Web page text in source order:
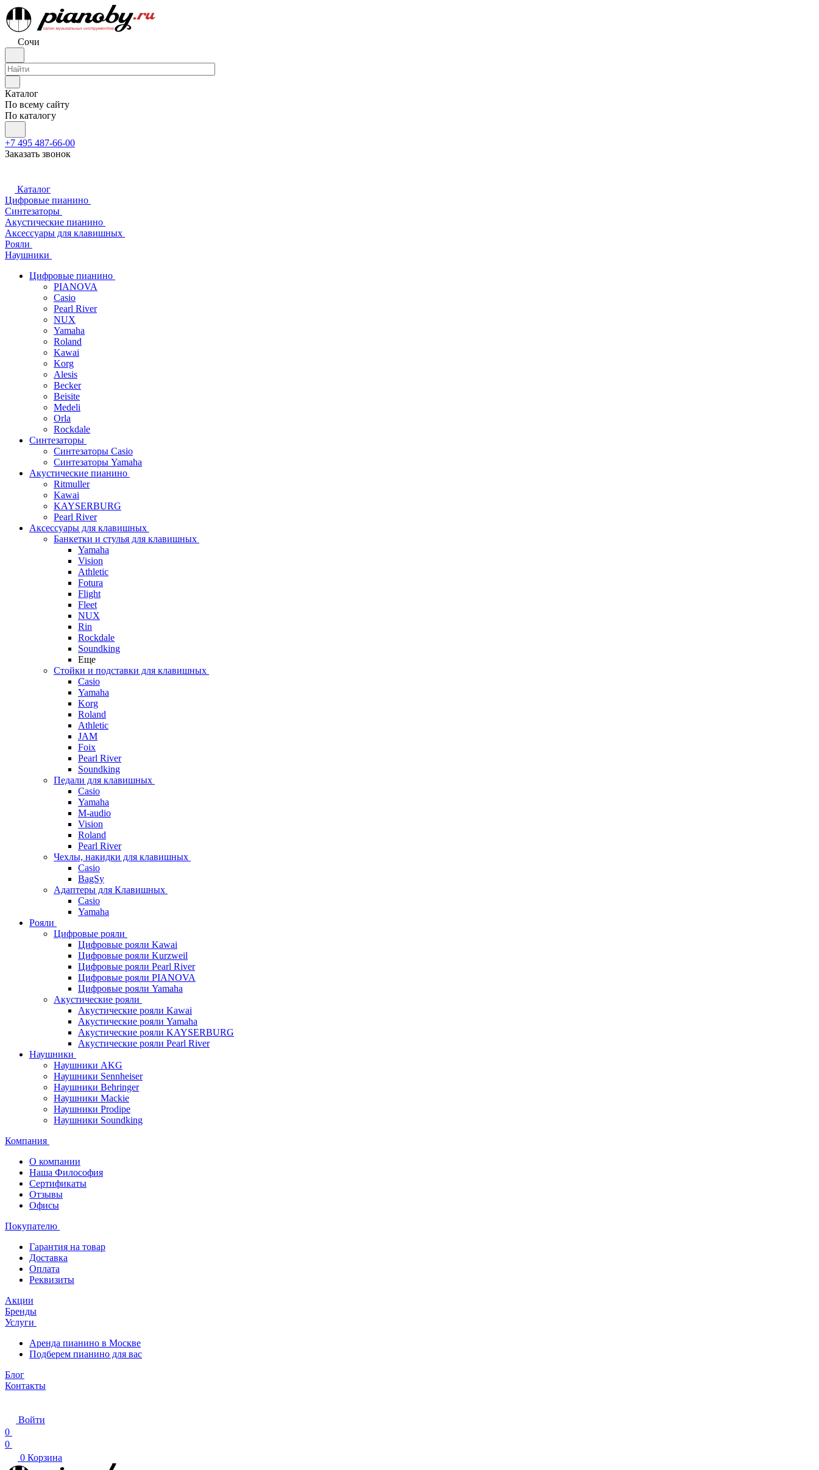
Сочи
Каталог
По всему сайту
По каталогу
+7 495 487-66-00
Заказать звонок
Каталог
Цифровые пианино
Синтезаторы
Акустические пианино
Аксессуары для клавишных
Рояли
Наушники
Цифровые пианино
PIANOVA
Casio
Pearl River
NUX
Yamaha
Roland
Kawai
Korg
Alesis
Becker
Beisite
Medeli
Orla
Rockdale
Синтезаторы
Синтезаторы Casio
Синтезаторы Yamaha
Акустические пианино
Ritmuller
Kawai
KAYSERBURG
Pearl River
Аксессуары для клавишных
Банкетки и стулья для клавишных
Yamaha
Vision
Athletic
Fotura
Flight
Fleet
NUX
Rin
Rockdale
Soundking
Еще
Стойки и подставки для клавишных
Casio
Yamaha
Korg
Roland
Athletic
JAM
Foix
Pearl River
Soundking
Педали для клавишных
Casio
Yamaha
M-audio
Vision
Roland
Pearl River
Чехлы, накидки для клавишных
Casio
BagSy
Адаптеры для Клавишных
Casio
Yamaha
Рояли
Цифровые рояли
Цифровые рояли Kawai
Цифровые рояли Kurzweil
Цифровые рояли Pearl River
Цифровые рояли PIANOVA
Цифровые рояли Yamaha
Акустические рояли
Акустические рояли Kawai
Акустические рояли Yamaha
Акустические рояли KAYSERBURG
Акустические рояли Pearl River
Наушники
Наушники AKG
Наушники Sennheiser
Наушники Behringer
Наушники Mackie
Наушники Prodipe
Наушники Soundking
Компания
О компании
Наша Философия
Сертификаты
Отзывы
Офисы
Покупателю
Гарантия на товар
Доставка
Оплата
Реквизиты
Акции
Бренды
Услуги
Аренда пианино в Москве
Подберем пианино для вас
Блог
Контакты
Войти
0
0
0 Корзина